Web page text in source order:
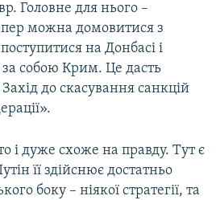
Головне для нього –
можна домовитися з
на Донбасі і
собою Крим. Це дасть
до скасування санкцій
і дуже схоже на правду. Тут є
її здійснює достатньо
боку – ніякої стратегії, та